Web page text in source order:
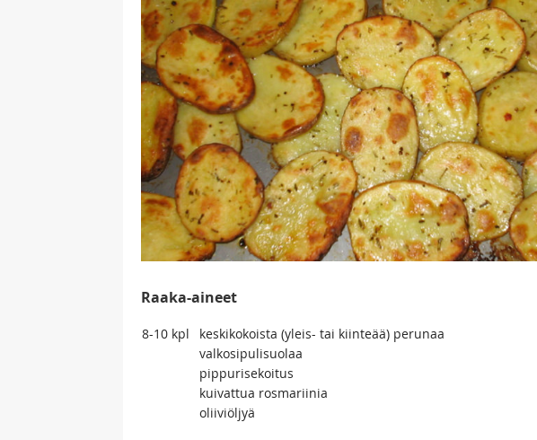
Raaka-aineet
8-10 kpl
keskikokoista (yleis- tai kiinteää) perunaa
valkosipulisuolaa
pippurisekoitus
kuivattua rosmariinia
oliiviöljyä